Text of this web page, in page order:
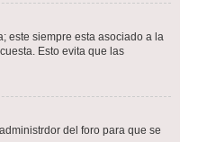
este siempre esta asociado a la
Esto evita que las
del foro para que se